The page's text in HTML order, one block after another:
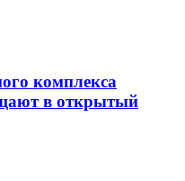
комплекса
в открытый